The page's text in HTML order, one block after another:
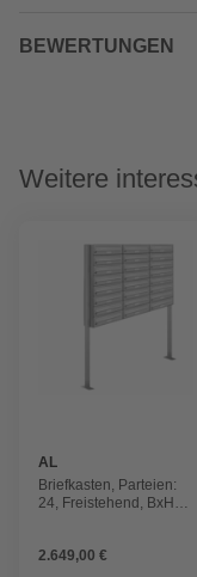
BEWERTUNGEN
Weitere
AL
Briefkasten, Parteien:
24, Freistehend, BxHxT:
2.649,00 €